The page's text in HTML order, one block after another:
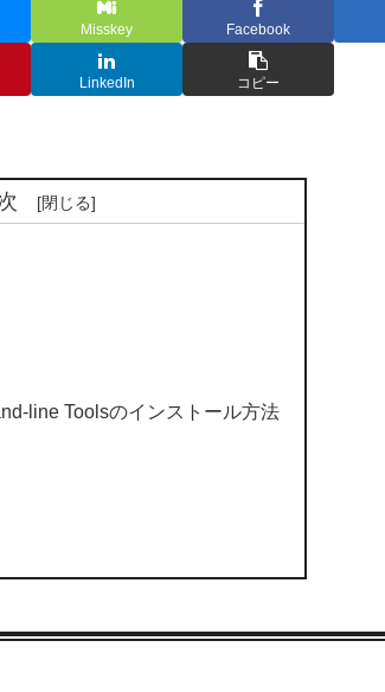
Misskey Facebook
LinkedIn コピー
line Toolsのインストール方法